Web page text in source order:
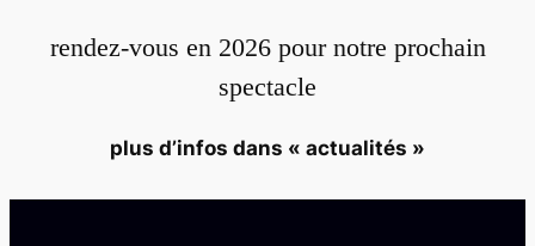
rendez-vous en 2026 pour notre prochain
spectacle
plus d’infos dans « actualités »